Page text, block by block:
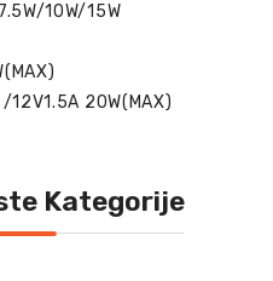
10W/15W
20W(MAX)
Kategorije